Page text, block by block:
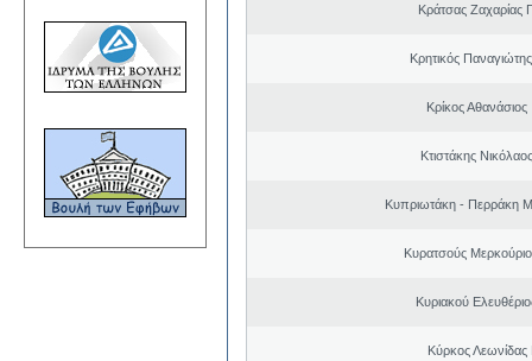
Κράτσας Ζαχαρίας
Κρητικός
Κρίκος
Κτιστάκης
Κυπριωτάκη - Περράκη
Κυρατσούς
Κυριακού
Κύρκος Λεωνίδας